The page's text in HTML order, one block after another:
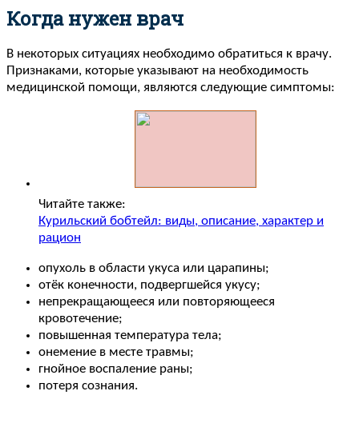
Когда нужен врач
В некоторых ситуациях необходимо обратиться к врачу.
Признаками, которые указывают на необходимость
медицинской помощи, являются следующие симптомы:
Читайте также:
Курильский бобтейл: виды, описание, характер и
рацион
опухоль в области укуса или царапины;
отёк конечности, подвергшейся укусу;
непрекращающееся или повторяющееся
кровотечение;
повышенная температура тела;
онемение в месте травмы;
гнойное воспаление раны;
потеря сознания.